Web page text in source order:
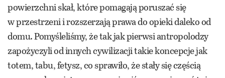
powierzchni skał, które pomagają poruszać się
w przestrzeni i rozszerzają prawa do opieki daleko od
domu. Pomyśleliśmy, że tak jak pierwsi antropolodzy
zapożyczyli od innych cywilizacji takie koncepcje jak
totem, tabu, fetysz, co sprawiło, że stały się częścią